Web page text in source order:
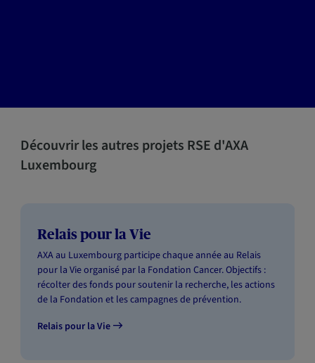
Découvrir les autres projets RSE d'AXA
Luxembourg
Relais pour la Vie
AXA au Luxembourg participe chaque année au Relais
pour la Vie organisé par la Fondation Cancer. Objectifs :
récolter des fonds pour soutenir la recherche, les actions
de la Fondation et les campagnes de prévention.
Relais pour la Vie